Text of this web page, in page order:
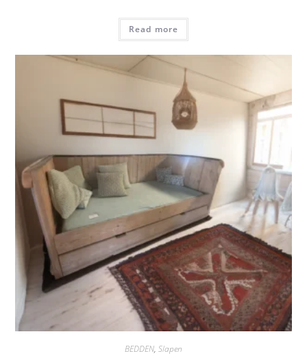
Read more
BEDDEN, Slapen